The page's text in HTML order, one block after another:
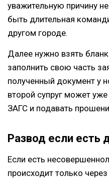
уважительную причину
быть длительная
другом городе.
Далее нужно взять
заполнить свою часть
полученный документ у
второй супруг может
ЗАГС и подавать
Развод если есть
Если есть
происходит только